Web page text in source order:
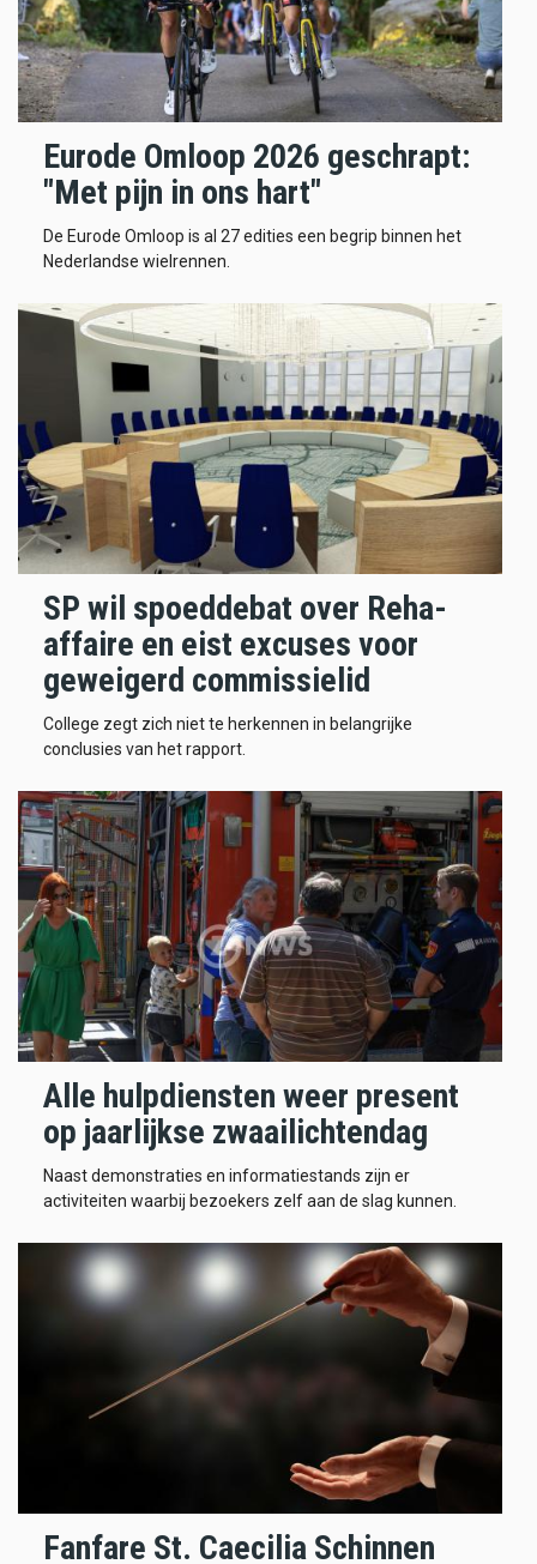
Eurode Omloop 2026 geschrapt:
"Met pijn in ons hart"
De Eurode Omloop is al 27 edities een begrip binnen het
Nederlandse wielrennen.
SP wil spoeddebat over Reha-
affaire en eist excuses voor
geweigerd commissielid
College zegt zich niet te herkennen in belangrijke
conclusies van het rapport.
Alle hulpdiensten weer present
op jaarlijkse zwaailichtendag
Naast demonstraties en informatiestands zijn er
activiteiten waarbij bezoekers zelf aan de slag kunnen.
Fanfare St. Caecilia Schinnen